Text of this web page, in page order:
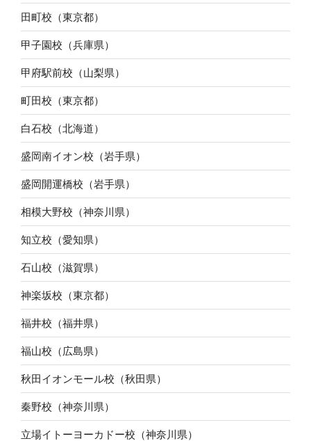
田町校（東京都）
甲子園校（兵庫県）
甲府駅前校（山梨県）
町田校（東京都）
白石校（北海道）
盛岡南イオン校（岩手県）
盛岡開運橋校（岩手県）
相模大野校（神奈川県）
知立校（愛知県）
石山校（滋賀県）
神楽坂校（東京都）
福井校（福井県）
福山校（広島県）
秋田イオンモール校（秋田県）
秦野校（神奈川県）
立場イトーヨーカドー校（神奈川県）